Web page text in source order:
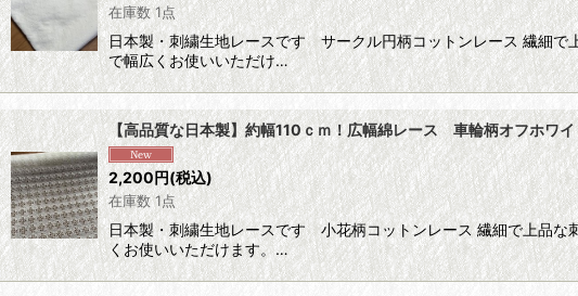
在庫数 1点
日本製・刺繍生地レースです サークル円柄コットンレース 繊細で
で幅広くお使いいただけ…
【高品質な日本製】約幅110ｃｍ！広幅綿レース 車輪柄オフホワ
2,200円(税込)
在庫数 1点
日本製・刺繍生地レースです 小花柄コットンレース 繊細で上品な
くお使いいただけます。…